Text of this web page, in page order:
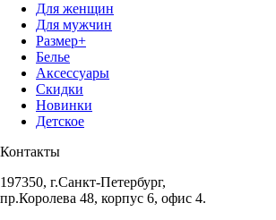
Для женщин
Для мужчин
Размер+
Белье
Аксессуары
Скидки
Новинки
Детское
Контакты
197350, г.Санкт-Петербург,
пр.Королева 48, корпус 6, офис 4.